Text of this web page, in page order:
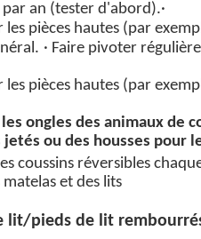
an (tester d'abord).·
pièces hautes (par
· Faire pivoter
pièces hautes (par
les ongles des animaux
jetés ou des housses pour
coussins réversibles
et des lits
lit/pieds de lit